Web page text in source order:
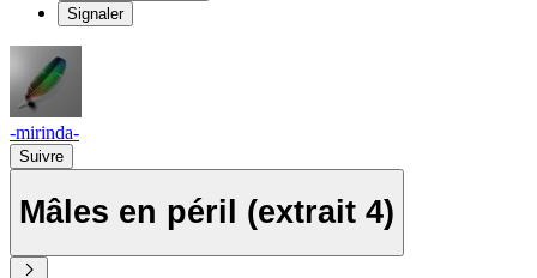
Signaler
-mirinda-
Suivre
Mâles en péril (extrait 4)